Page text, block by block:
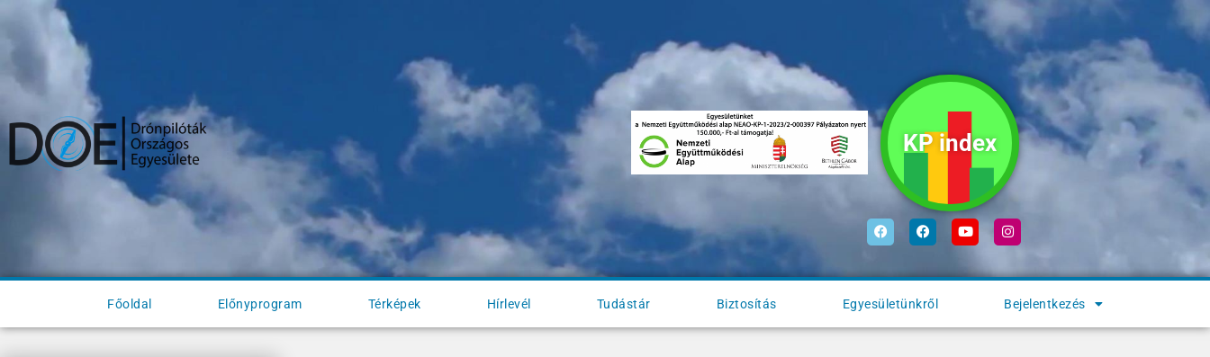
KP index
Főoldal Előnyprogram Térképek Hírlevél Tudástár Biztosítás Egyesületünkről Bejelentkezés